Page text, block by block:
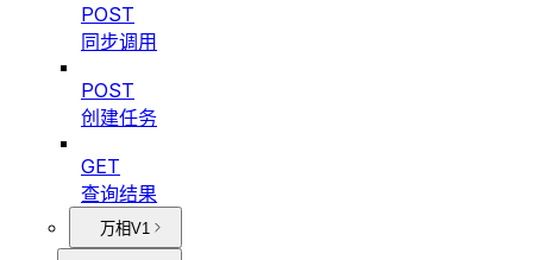
POST
同步调用
POST
创建任务
GET
查询结果
万相V1